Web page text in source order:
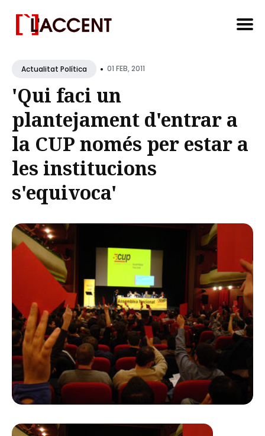
forActualitat Política • 01 FEB, 2011
'Qui faci un
plantejament d'entrar a
la CUP només per estar a
les institucions
s'equivoca'